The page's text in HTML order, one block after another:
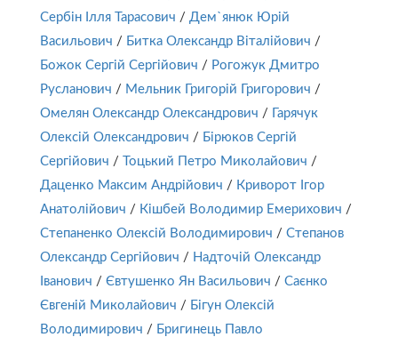
Сербін Ілля Тарасович / Дем`янюк Юрій
Васильович / Битка Олександр Віталійович /
Божок Сергій Сергійович / Рогожук Дмитро
Русланович / Мельник Григорій Григорович /
Омелян Олександр Олександрович /
Гарячук
Олексій Олександрович / Бірюков Сергій
Сергійович / Тоцький Петро Миколайович /
Даценко Максим Андрійович / Криворот Ігор
Анатолійович / Кішбей Володимир Емерихович /
Степаненко Олексій Володимирович / Степанов
Олександр Сергійович / Надточій Олександр
Іванович / Євтушенко Ян Васильович / Саєнко
Євгеній Миколайович / Бігун Олексій
Володимирович / Бригинець Павло